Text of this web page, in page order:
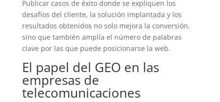
Publicar casos de éxito donde se expliquen los
desafíos del cliente, la solución implantada y los
resultados obtenidos no solo mejora la conversión,
sino que también amplía el número de palabras
clave por las que puede posicionarse la web.
El papel del GEO en las
empresas de
telecomunicaciones